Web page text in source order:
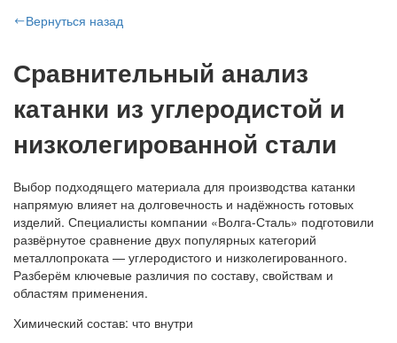
Вернуться назад
Сравнительный анализ
катанки из углеродистой и
низколегированной стали
Выбор подходящего материала для производства катанки
напрямую влияет на долговечность и надёжность готовых
изделий. Специалисты компании «Волга-Сталь» подготовили
развёрнутое сравнение двух популярных категорий
металлопроката — углеродистого и низколегированного.
Разберём ключевые различия по составу, свойствам и
областям применения.
Химический состав: что внутри